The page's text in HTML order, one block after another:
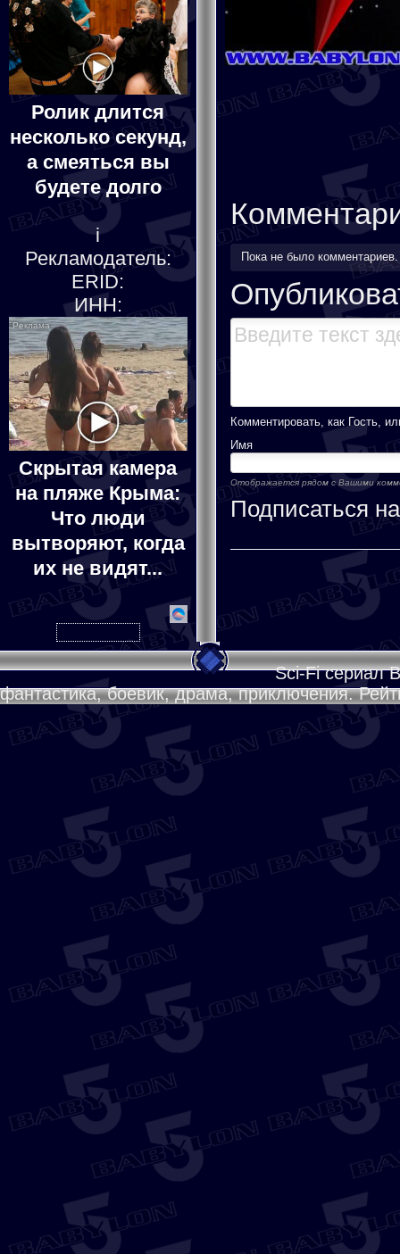
Ролик длится
несколько секунд,
а смеяться вы
будете долго
i
Рекламодатель:
ERID:
ИНН:
Скрытая камера
на пляже Крыма:
Что люди
вытворяют, когда
их не видят...
Пока не было
Комментировать, как Гость,
Имя
Отображается рядом с Вашими
Подписаться
Sci-Fi сериал
фантастика, боевик, драма, приключения.